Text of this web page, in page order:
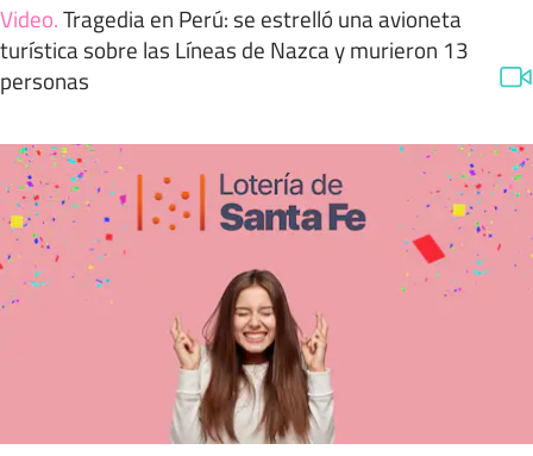
Video.Tragedia en Perú: se estrelló una avioneta
turística sobre las Líneas de Nazca y murieron 13
personas